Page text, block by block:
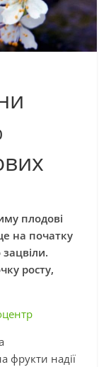
плодові
на початку
зацвіли.
росту,
фрукти надії